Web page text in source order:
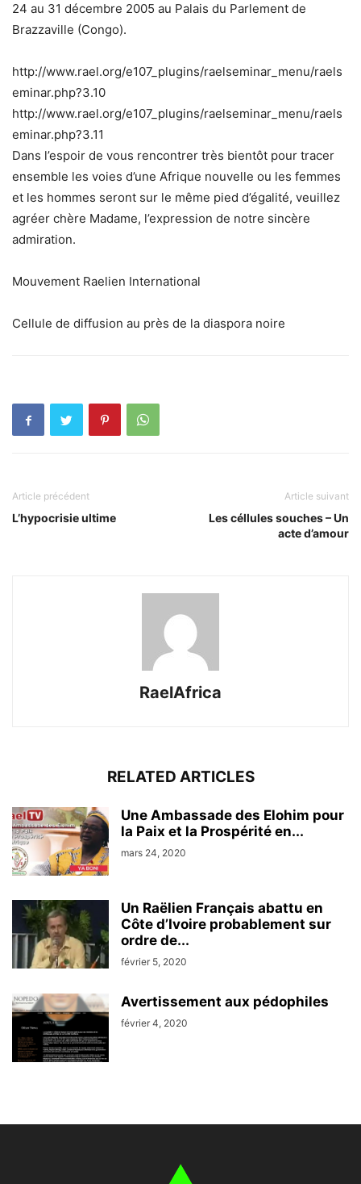
24 au 31 décembre 2005 au Palais du Parlement de
Brazzaville (Congo).
http://www.rael.org/e107_plugins/raelseminar_menu/raels
eminar.php?3.10
http://www.rael.org/e107_plugins/raelseminar_menu/raels
eminar.php?3.11
Dans l’espoir de vous rencontrer très bientôt pour tracer
ensemble les voies d’une Afrique nouvelle ou les femmes
et les hommes seront sur le même pied d’égalité, veuillez
agréer chère Madame, l’expression de notre sincère
admiration.
Mouvement Raelien International
Cellule de diffusion au près de la diaspora noire
Article précédent
L’hypocrisie ultime
Article suivant
Les céllules souches – Un
acte d’amour
RaelAfrica
RELATED ARTICLES
Une Ambassade des Elohim pour
la Paix et la Prospérité en...
mars 24, 2020
Un Raëlien Français abattu en
Côte d’Ivoire probablement sur
ordre de...
février 5, 2020
Avertissement aux pédophiles
février 4, 2020